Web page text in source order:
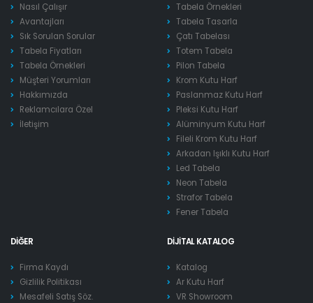
Nasıl Çalışır
Avantajları
Sık Sorulan Sorular
Tabela Fiyatları
Tabela Örnekleri
Müşteri Yorumları
Hakkımızda
Reklamcılara Özel
İletişim
Tabela Örnekleri
Tabela Tasarla
Çatı Tabelası
Totem Tabela
Pilon Tabela
Krom Kutu Harf
Paslanmaz Kutu Harf
Pleksi Kutu Harf
Alüminyum Kutu Harf
Fileli Krom Kutu Harf
Arkadan Işıklı Kutu Harf
Led Tabela
Neon Tabela
Strafor Tabela
Fener Tabela
DIĞER
Firma Kaydı
Gizlilik Politikası
Mesafeli Satış Söz.
DIJITAL KATALOG
Katalog
Ar Kutu Harf
VR Showroom